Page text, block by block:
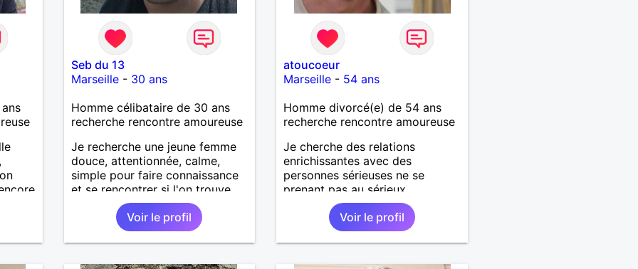
par
se
Seb du 13
Marseille- 30 ans
Homme célibataire de 30 ans
recherche rencontre amoureuse
Je recherche une jeune femme
douce, attentionnée, calme,
simple pour faire connaissance
et se rencontrer si l'on trouve
des affinités !
Voir le profil
atoucoeur
Marseille - 54 ans
Homme divorcé(e) de 54 ans
recherche rencontre amoureuse
Je cherche des relations
enrichissantes avec des
personnes sérieuses ne se
prenant pas au sérieux.
Voir le profil